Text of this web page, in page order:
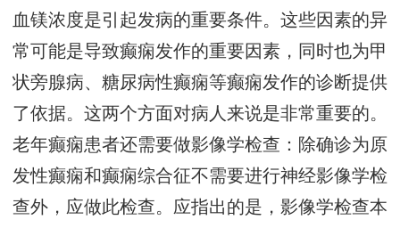
血镁浓度是引起发病的重要条件。这些因素的异
常可能是导致癫痫发作的重要因素，同时也为甲
状旁腺病、糖尿病性癫痫等癫痫发作的诊断提供
了依据。这两个方面对病人来说是非常重要的。
老年癫痫患者还需要做影像学检查：除确诊为原
发性癫痫和癫痫综合征不需要进行神经影像学检
查外，应做此检查。应指出的是，影像学检查本